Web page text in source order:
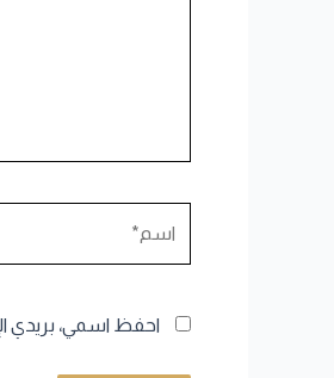
احفظ اسمي، بريدي